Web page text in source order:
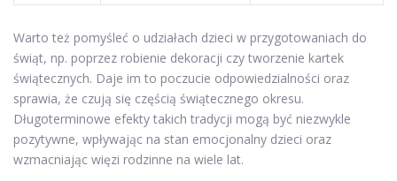
Warto też pomyśleć o udziałach dzieci w przygotowaniach do
świąt, np. poprzez robienie dekoracji czy tworzenie kartek
świątecznych. Daje im to poczucie odpowiedzialności oraz
sprawia, że czują się częścią świątecznego okresu.
Długoterminowe efekty takich tradycji mogą być niezwykle
pozytywne, wpływając na stan emocjonalny dzieci oraz
wzmacniając więzi rodzinne na wiele lat.